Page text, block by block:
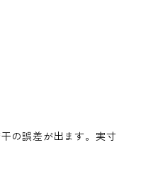
の誤差が出ます。実寸